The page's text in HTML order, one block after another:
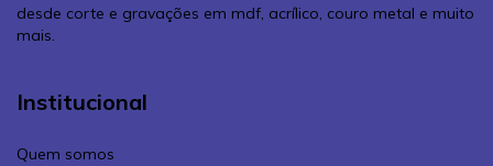
desde corte e gravações em mdf, acrílico, couro metal e muito
mais.
Institucional
Quem somos